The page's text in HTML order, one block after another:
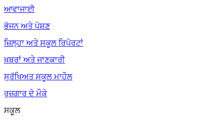
ਆਵਾਜਾਈ
ਭੋਜਨ ਅਤੇ ਪੋਸ਼ਣ
ਜ਼ਿਲ੍ਹਾ ਅਤੇ ਸਕੂਲ ਰਿਪੋਰਟਾਂ
ਖ਼ਬਰਾਂ ਅਤੇ ਜਾਣਕਾਰੀ
ਸੁਰੱਖਿਅਤ ਸਕੂਲ ਮਾਹੌਲ
ਰੁਜ਼ਗਾਰ ਦੇ ਮੌਕੇ
ਸਕੂਲ